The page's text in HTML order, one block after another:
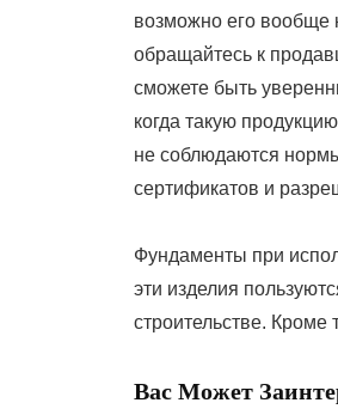
возможно его вообще
обращайтесь к
сможете быть
когда такую
не соблюдаются
сертификатов и
Фундаменты при
эти изделия
строительстве.
Вас Может